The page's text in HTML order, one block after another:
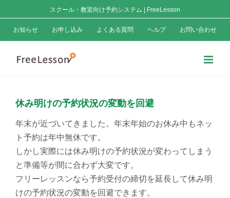
to
content
スクール・教室向け予約システム | FreeLesson
お知らせ お申し込み よくある質問 ヘルプ お問い合わせ
休み明けの予約状況の変動を回避
年末が近づいてきました。年末年始のお休み中もネッ
ト予約は年中無休です。
しかし実際には休み明けの予約状況が変わってしまう
と準備等が間に合わず大変です。
フリーレッスンなら予約受付の締切を延長して休み明
けの予約状況の変動を回避できます。